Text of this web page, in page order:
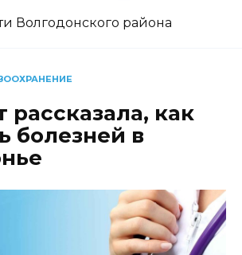
Волгодонского района
рассказала, как
болезней в